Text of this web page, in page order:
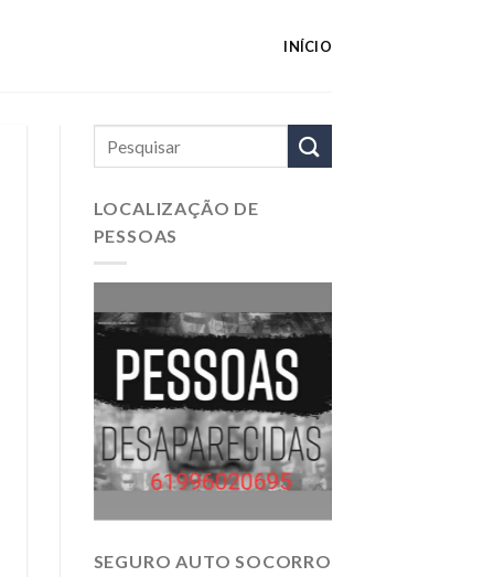
INÍCIO
LOCALIZAÇÃO DE
PESSOAS
SEGURO AUTO SOCORRO